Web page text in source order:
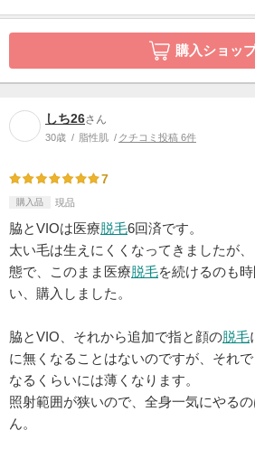
購入ショッ
しち26さん
30歳 脂性肌 クチコミ投稿 6件
7
購入品 現品
脇とVIOは医療脱毛6回済です。
太い毛は生えにくくなってきましたが
態で、このまま医療脱毛を続けるのも
い、購入しました。
脇とVIO、それから追加で指と顔の脱毛
に無くなることはないのですが、それ
なるくらいには薄くなります。
照射範囲が狭いので、全身一気にやる
ん。